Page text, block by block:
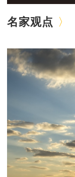
名家观点